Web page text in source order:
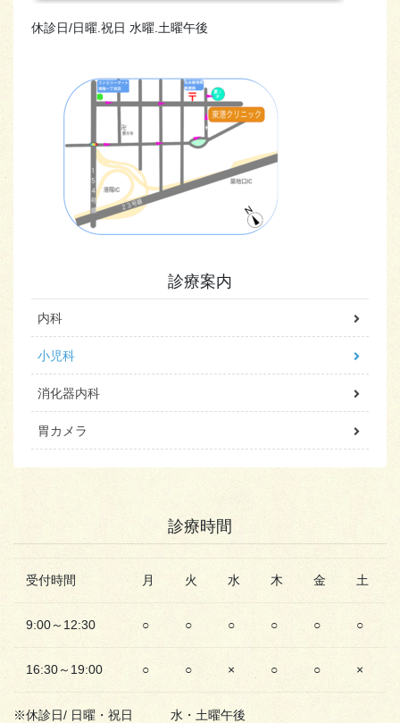
休診日/日曜.祝日 水曜.土曜午後
診療案内
内科
小児科
消化器内科
胃カメラ
診療時間
受付時間 月 火 水 木 金 土
9:00～12:30 ○ ○ ○ ○ ○ ○
16:30～19:00 ○ ○ × ○ ○ ×
※休診日/ 日曜・祝日 水・土曜午後